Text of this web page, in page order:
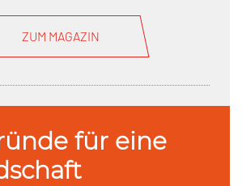
ZUM MAGAZIN
für eine